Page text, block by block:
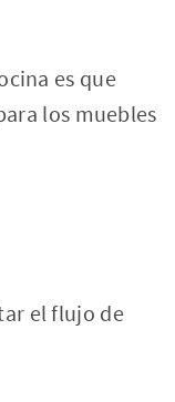
es que
los muebles
el flujo de